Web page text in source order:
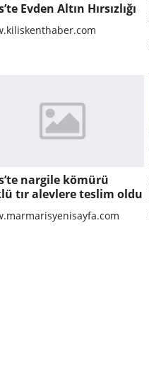
Evden Altın Hırsızlığı
nargile kömürü
tır alevlere teslim oldu